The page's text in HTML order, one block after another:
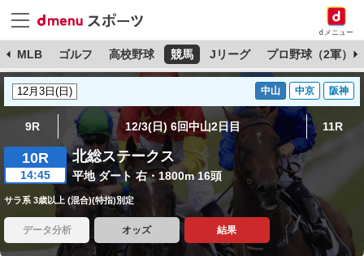
dメニュー
MLB ゴルフ 高校野球 競馬 Jリーグ プロ野球（2軍）
中山 中京 阪神
9R 12/3(日) 6回中山2日目 11R
10R
14:45
北総ステークス
平地 ダート 右・1800m 16頭
サラ系 3歳以上 (混合)(特指)別定
データ分析 オッズ 結果